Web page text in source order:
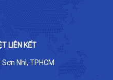
LIÊN KẾT
Nhì, TPHCM